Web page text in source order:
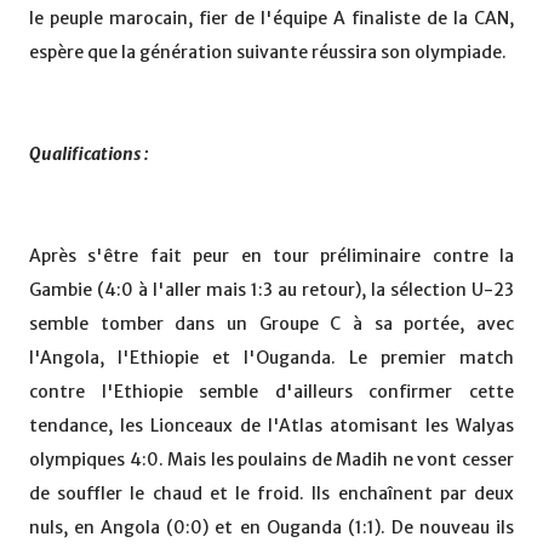
le peuple marocain, fier de l'équipe A finaliste de la CAN,
espère que la génération suivante réussira son olympiade.
Qualifications :
Après s'être fait peur en tour préliminaire contre la
Gambie (4:0 à l'aller mais 1:3 au retour), la sélection U-23
semble tomber dans un Groupe C à sa portée, avec
l'Angola, l'Ethiopie et l'Ouganda. Le premier match
contre l'Ethiopie semble d'ailleurs confirmer cette
tendance, les Lionceaux de l'Atlas atomisant les Walyas
olympiques 4:0. Mais les poulains de Madih ne vont cesser
de souffler le chaud et le froid. Ils enchaînent par deux
nuls, en Angola (0:0) et en Ouganda (1:1). De nouveau ils